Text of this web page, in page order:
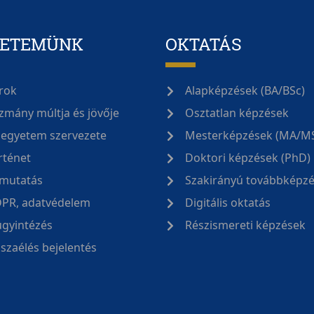
múltja és jövője
szervezete
adatvédelem
bejelentés
OKTATÁS
Alapképzések (BA/BSc)
Osztatlan képzések
Mesterképzések (MA/
Doktori képzések (PhD)
Szakirányú
Digitális oktatás
Részismereti képzések